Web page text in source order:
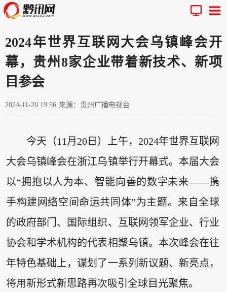
2024年世界互联网大会乌镇峰会开
幕，贵州8家企业带着新技术、新项
目参会
2024-11-20 19:56 来源：贵州广播电视台
今天（11月20日）上午，2024年世界互联网
大会乌镇峰会在浙江乌镇举行开幕式。本届大会
以“拥抱以人为本、智能向善的数字未来——携
手构建网络空间命运共同体”为主题。来自全球
的政府部门、国际组织、互联网领军企业、行业
协会和学术机构的代表相聚乌镇。本次峰会在往
年特色基础上，谋划了一系列新议题、新亮点，
将用新形式新思路再次吸引全球目光聚焦。